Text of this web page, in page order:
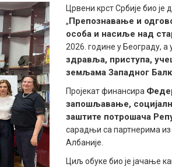
Црвени крст Србије био
„Препознавање и
особа и насиље над
2026. године у Београду, а
здравља, приступа,
земљама Западног
Пројекат финансира
запошљавање,
заштите потрошача
сарадњи са партнерима
Албаније.
Циљ обуке био је јачање